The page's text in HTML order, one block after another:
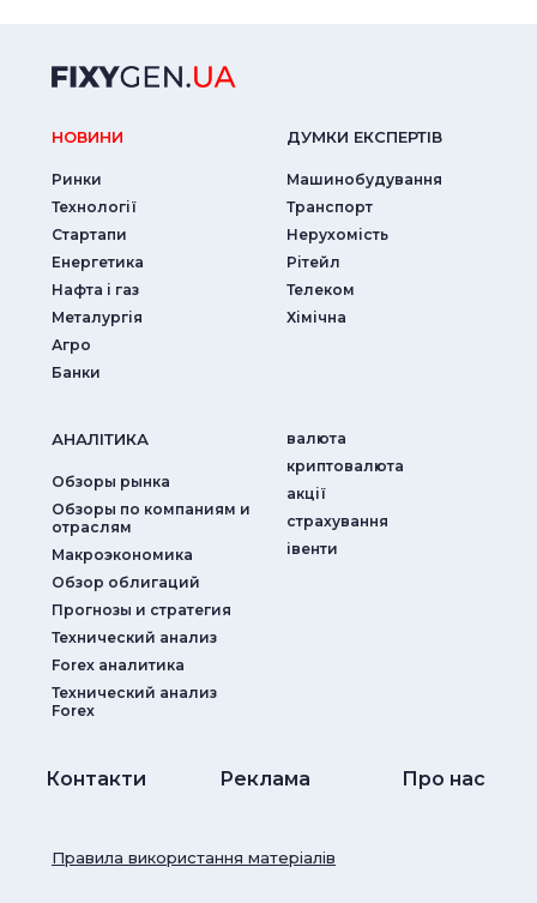
НОВИНИ
Ринки
Технології
Стартапи
Енергетика
Нафта і газ
Металургія
Агро
Банки
ДУМКИ ЕКСПЕРТIВ
Машинобудування
Транспорт
Нерухомість
Рітейл
Телеком
Хімічна
АНАЛIТИКА
Обзоры рынка
Обзоры по компаниям и
отраслям
Макроэкономика
Обзор облигаций
Прогнозы и стратегия
Технический анализ
Forex аналитика
Технический анализ
Forex
валюта
криптовалюта
акції
страхування
iвенти
Контакти Реклама Про нас
Правила використання матеріалів